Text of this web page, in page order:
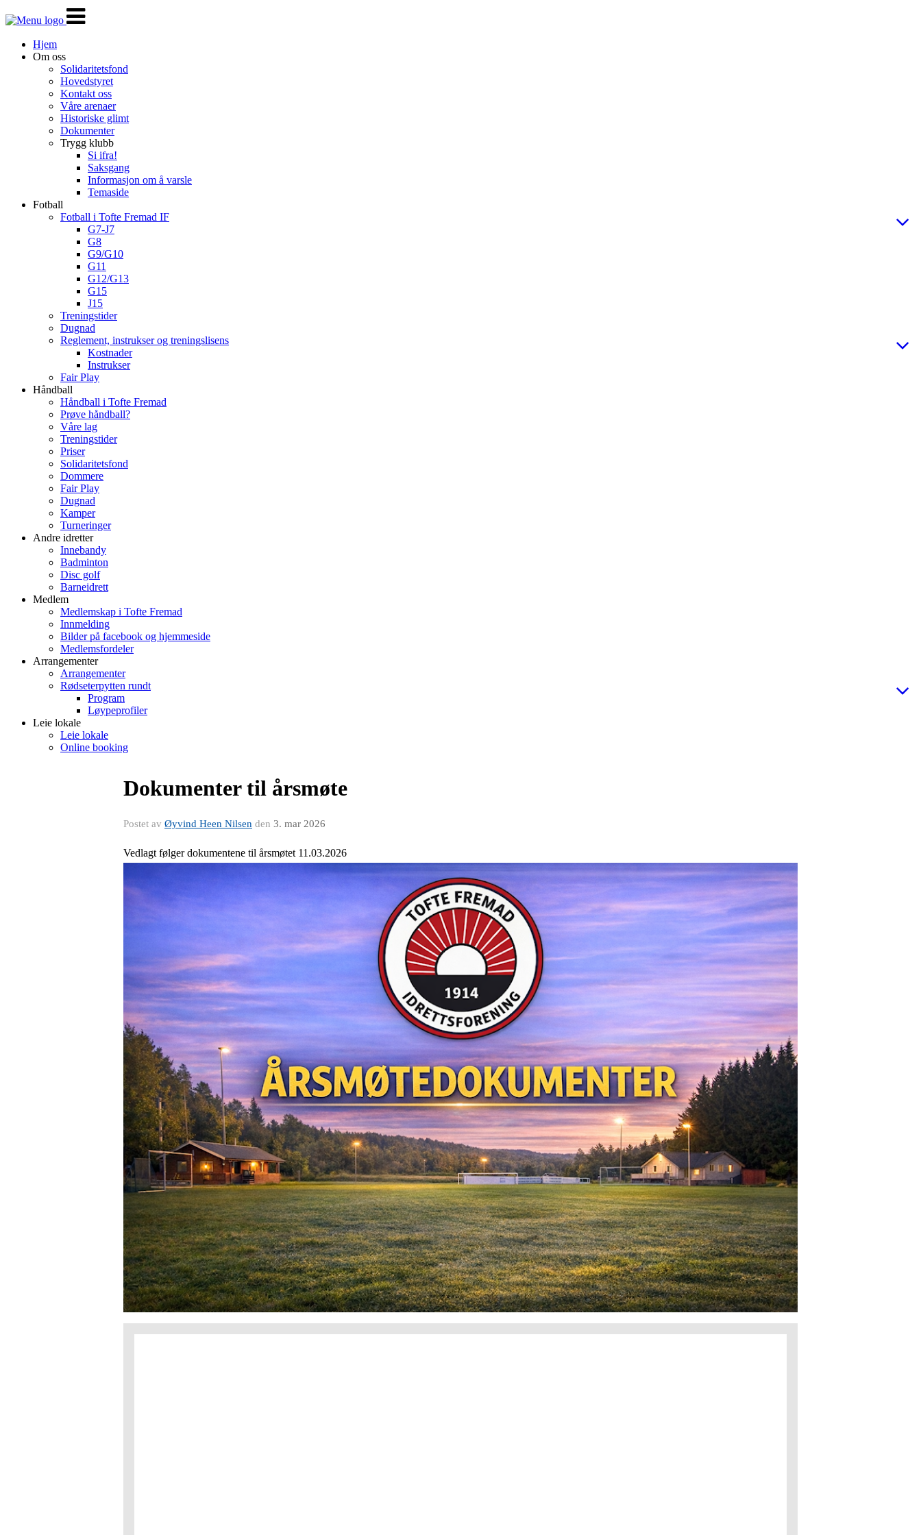
Veksle
navigasjon
Hjem
Om oss
Solidaritetsfond
Hovedstyret
Kontakt oss
Våre arenaer
Historiske glimt
Dokumenter
Trygg klubb
Si ifra!
Saksgang
Informasjon om å varsle
Temaside
Fotball
Fotball i Tofte Fremad IF
G7-J7
G8
G9/G10
G11
G12/G13
G15
J15
Treningstider
Dugnad
Reglement, instrukser og treningslisens
Kostnader
Instrukser
Fair Play
Håndball
Håndball i Tofte Fremad
Prøve håndball?
Våre lag
Treningstider
Priser
Solidaritetsfond
Dommere
Fair Play
Dugnad
Kamper
Turneringer
Andre idretter
Innebandy
Badminton
Disc golf
Barneidrett
Medlem
Medlemskap i Tofte Fremad
Innmelding
Bilder på facebook og hjemmeside
Medlemsfordeler
Arrangementer
Arrangementer
Rødseterpytten rundt
Program
Løypeprofiler
Leie lokale
Leie lokale
Online booking
Dokumenter til årsmøte
Postet av Øyvind Heen Nilsen den 3. mar 2026
Vedlagt følger dokumentene til årsmøtet 11.03.2026